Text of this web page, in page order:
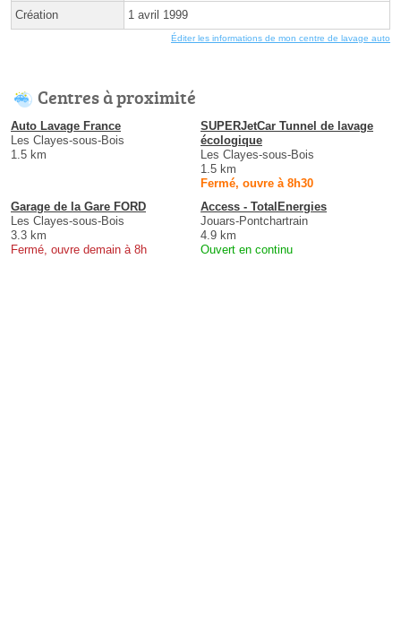
Création 1 avril 1999
Éditer les informations de mon centre de lavage auto
Centres à proximité
Auto Lavage France
Les Clayes-sous-Bois
1.5 km
SUPERJetCar Tunnel de lavage
écologique
Les Clayes-sous-Bois
1.5 km
Fermé, ouvre à 8h30
Garage de la Gare FORD
Les Clayes-sous-Bois
3.3 km
Fermé, ouvre demain à 8h
Access - TotalEnergies
Jouars-Pontchartrain
4.9 km
Ouvert en continu